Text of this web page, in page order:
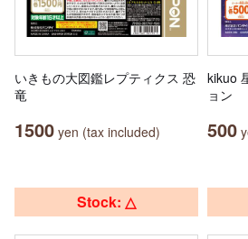
いきもの大図鑑レプティクス 恐
竜
1500 yen (tax included)
kikuo
ョン
500
Stock: △